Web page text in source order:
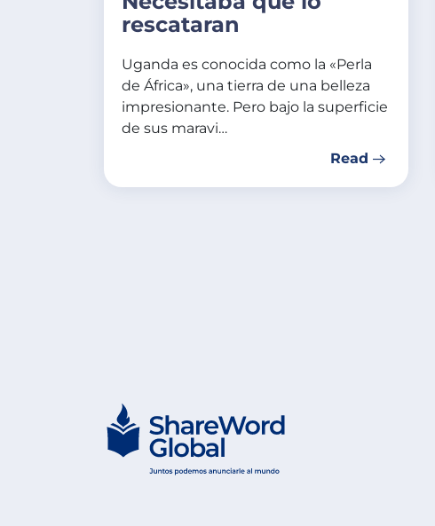
rescataran
Uganda es conocida como la «Perla
de África», una tierra de una belleza
impresionante. Pero bajo la superficie
de sus maravi…
Read